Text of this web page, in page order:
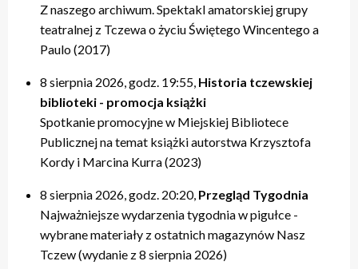
Z naszego archiwum. Spektakl amatorskiej grupy
teatralnej z Tczewa o życiu Świętego Wincentego a
Paulo (2017)
8 sierpnia 2026, godz. 19:55, Historia tczewskiej
biblioteki - promocja książki
Spotkanie promocyjne w Miejskiej Bibliotece
Publicznej na temat książki autorstwa Krzysztofa
Kordy i Marcina Kurra (2023)
8 sierpnia 2026, godz. 20:20, Przegląd Tygodnia
Najważniejsze wydarzenia tygodnia w pigułce -
wybrane materiały z ostatnich magazynów Nasz
Tczew (wydanie z 8 sierpnia 2026)